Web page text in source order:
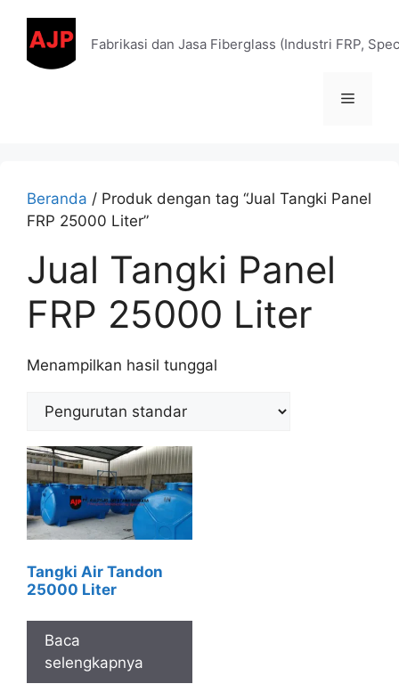
Fabrikasi dan Jasa Fiberglass (Industri FRP,
Beranda / Produk dengan tag “Jual Tangki Panel
FRP 25000 Liter”
Jual Tangki Panel
FRP 25000 Liter
Menampilkan hasil tunggal
Tangki Air Tandon
25000 Liter
Baca
selengkapnya